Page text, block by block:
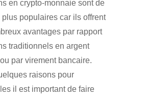
en crypto-monnaie sont de
plus populaires car ils offrent
avantages par rapport
traditionnels en argent
par virement bancaire.
raisons pour
il est important de faire